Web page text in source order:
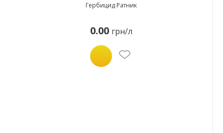
Гербицид Ратник
0.00 грн/л